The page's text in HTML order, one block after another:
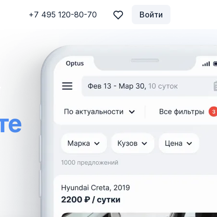
+7 495 120-80-70 Войти